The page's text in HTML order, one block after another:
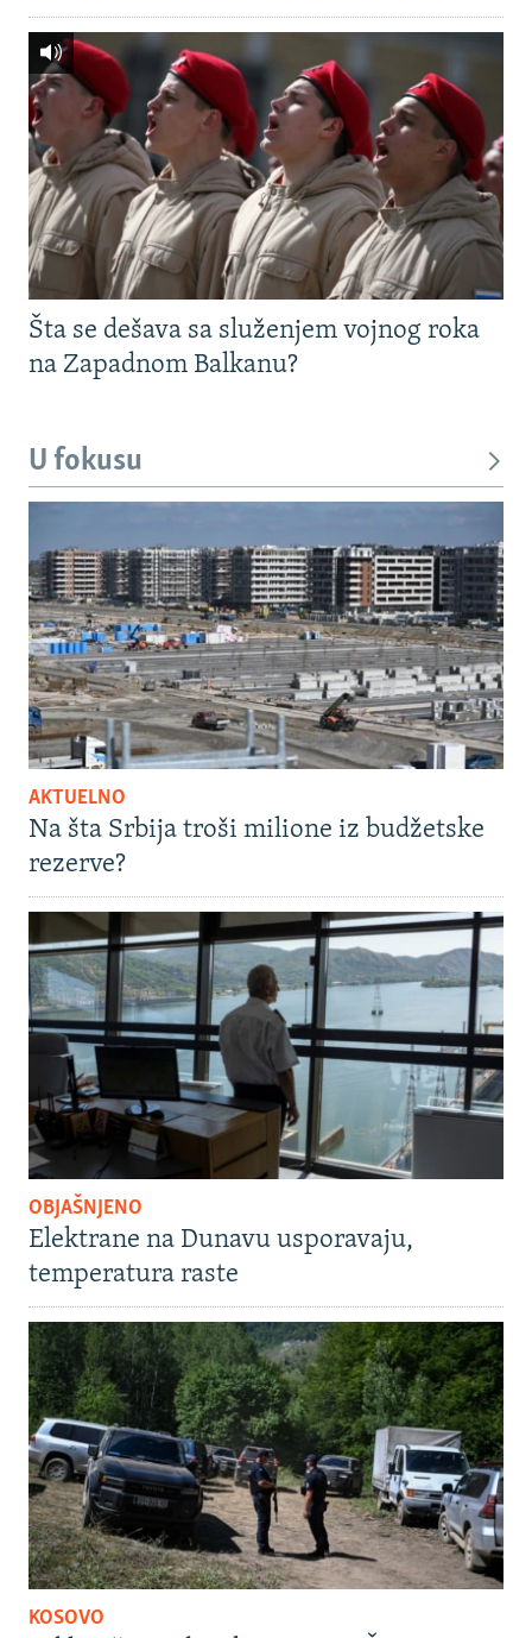
Šta se dešava sa služenjem vojnog roka
na Zapadnom Balkanu?
U fokusu
AKTUELNO
Na šta Srbija troši milione iz budžetske
rezerve?
OBJAŠNJENO
Elektrane na Dunavu usporavaju,
temperatura raste
KOSOVO